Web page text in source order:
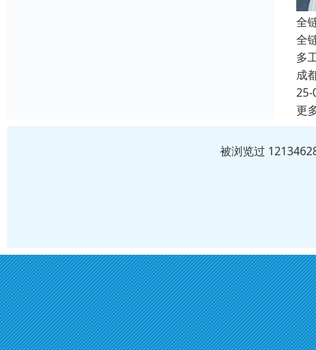
全
全
多
成
25-
更
被浏览过